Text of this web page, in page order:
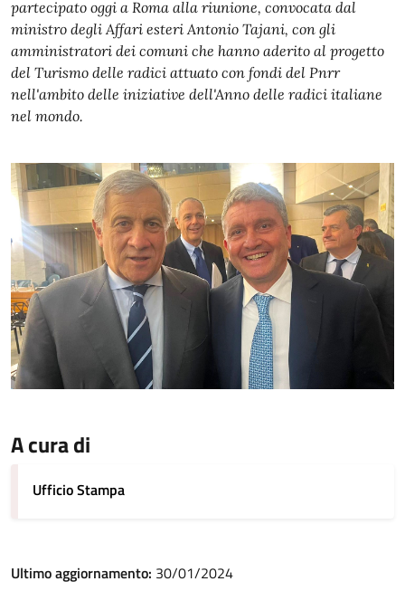
partecipato oggi a Roma alla riunione, convocata dal
ministro degli Affari esteri Antonio Tajani, con gli
amministratori dei comuni che hanno aderito al progetto
del Turismo delle radici attuato con fondi del Pnrr
nell'ambito delle iniziative dell'Anno delle radici italiane
nel mondo.
A cura di
Ufficio Stampa
Ultimo aggiornamento: 30/01/2024